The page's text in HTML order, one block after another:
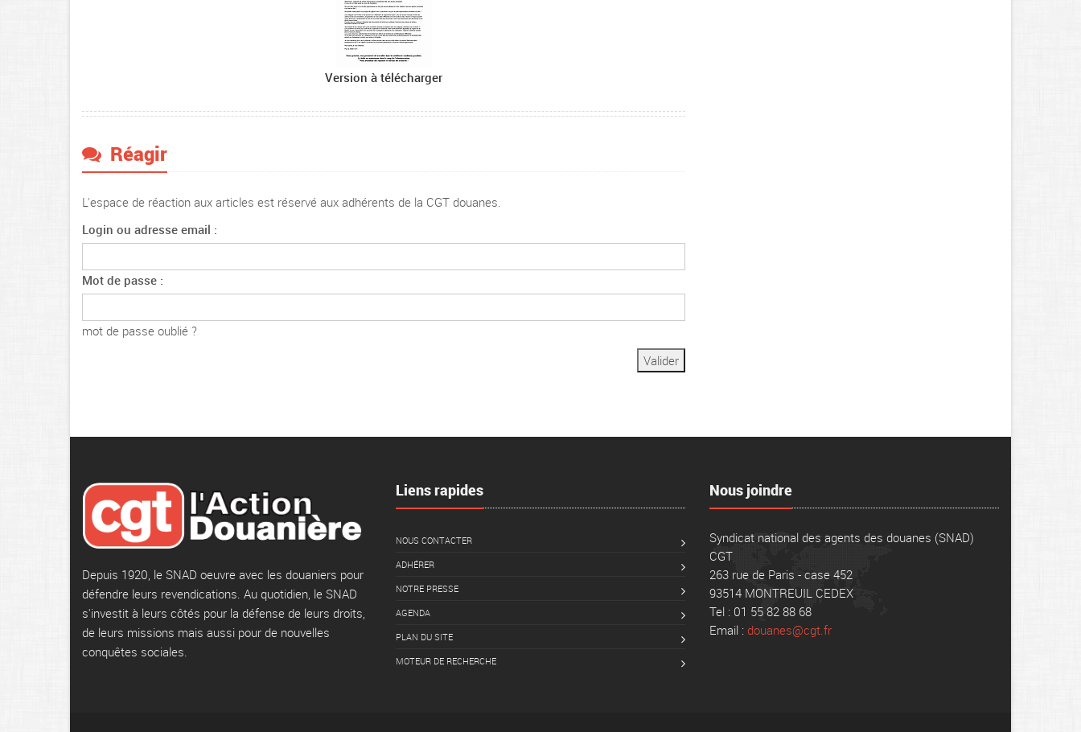
Version à télécharger
Réagir
L'espace de réaction aux articles est réservé aux adhérents de la CGT douanes.
Login ou adresse email :
Mot de passe :
mot de passe oublié ?
Depuis 1920, le SNAD oeuvre avec les douaniers pour
défendre leurs revendications. Au quotidien, le SNAD
s'investit à leurs côtés pour la défense de leurs droits,
de leurs missions mais aussi pour de nouvelles
conquêtes sociales.
Liens rapides
NOUS CONTACTER
ADHÉRER
NOTRE PRESSE
AGENDA
PLAN DU SITE
MOTEUR DE RECHERCHE
Nous joindre
Syndicat national des agents des douanes (SNAD)
CGT
263 rue de Paris - case 452
93514 MONTREUIL CEDEX
Tel : 01 55 82 88 68
Email : douanes@cgt.fr